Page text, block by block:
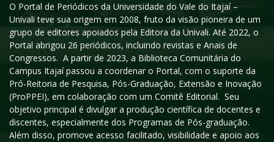
O Portal de Periódicos da Universidade do Vale do Itajaí –
Univali teve sua origem em 2008, fruto da visão pioneira de um
grupo de editores apoiados pela Editora da Univali. Até 2022, o
Portal abrigou 26 periódicos, incluindo revistas e Anais de
Congressos. A partir de 2023, a Biblioteca Comunitária do
Campus Itajaí passou a coordenar o Portal, com o suporte da
Pró-Reitoria de Pesquisa, Pós-Graduação, Extensão e Inovação
(ProPPEI), em colaboração com um Comitê Editorial. Seu
objetivo principal é divulgar a produção científica de docentes e
discentes, especialmente dos Programas de Pós-graduação.
Além disso, promove acesso facilitado, visibilidade e apoio aos